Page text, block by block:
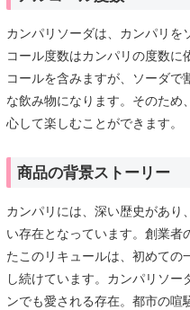
カンパリソーダは、カンパリを
コール度数はカンパリの度数
コールを含みますが、ソーダ
な飲み物になります。そのため
心して楽しむことができます。
商品の背景ストーリー
カンパリには、深い歴史があり
い存在となっています。創業者
たこのリキュールは、初めての
し続けています。カンパリソ
ンでも愛される存在。都市の喧